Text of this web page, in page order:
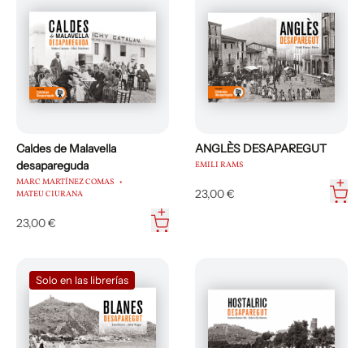
Caldes de Malavella
desapareguda
MARC MARTÍNEZ COMAS
MATEU CIURANA
23,00 €
ANGLÈS DESAPAREGUT
EMILI RAMS
23,00 €
Solo en las librerías